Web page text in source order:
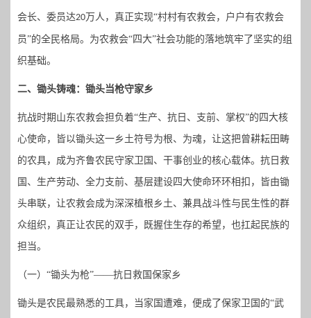
会长、委员达20 万人，真正实现“村村有农救会，户户有农救会
员”的全民格局。 为农救会“四大”社会功能的落地筑牢了坚实的组
织基础。
二、 锄头铸魂：锄头当枪守家乡
抗战时期山东农救会担负着“生产、抗日、支前、掌权”的 四大核
心使命，皆以锄头这一乡土符号为根、为魂，让这把曾耕耘田畴
的农具，成为齐鲁农民守家卫国、干事创业的核心载体。抗日救
国、生产劳动、全力支前、基层建设四大使命环环相扣，皆由锄
头串联，让农救会成为深深植根乡土、兼具战斗性与民生性的群
众组织，真正让农民的双手，既握住生存的希望，也扛起民族的
担当。
（一） “锄头为枪”——抗日救国保家乡
锄头是农民最熟悉的工具，当家国遭难，便成了保家卫国的“武